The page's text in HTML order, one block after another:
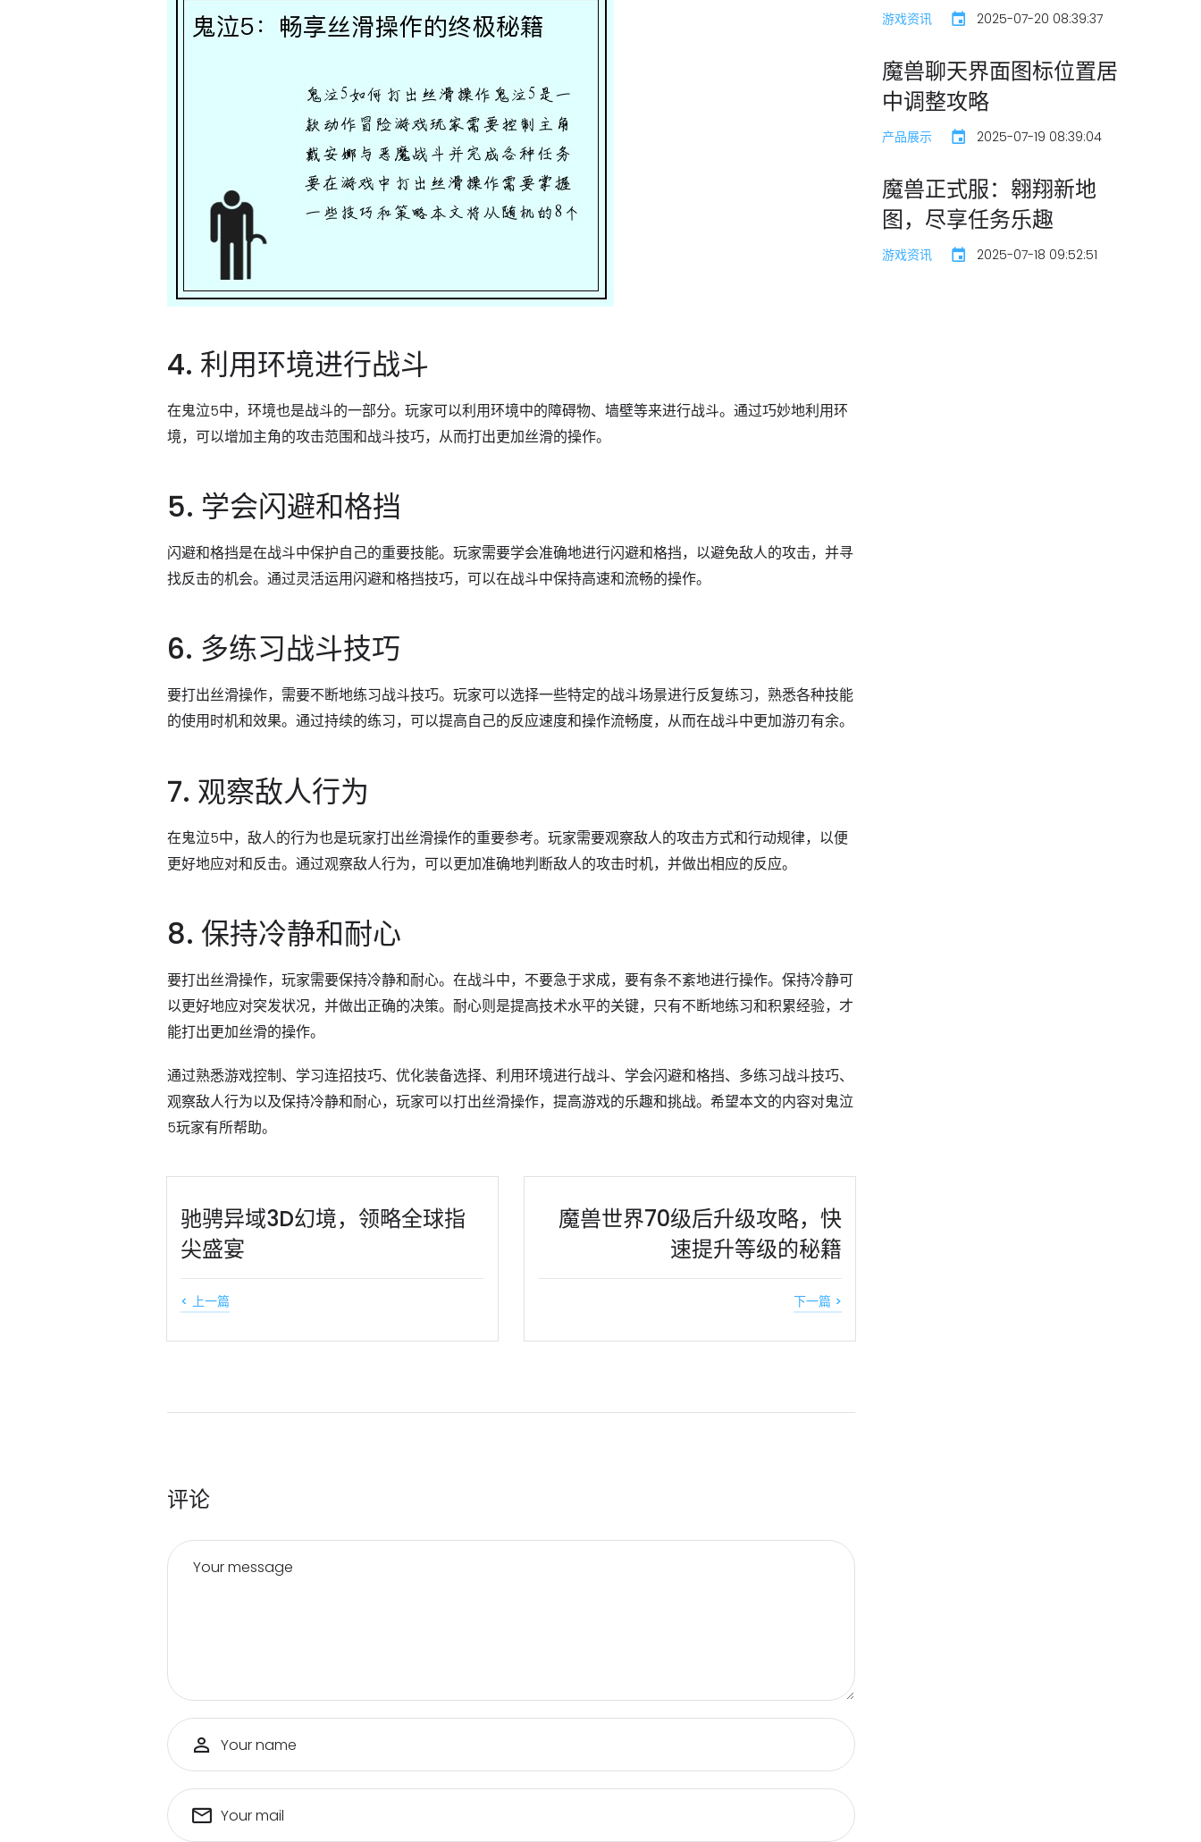
4. 利用环境进行战斗
在鬼泣5中，环境也是战斗的一部分。玩家可以利用环境中的障碍物、墙壁等来进行战斗。通过巧妙地利用环
境，可以增加主角的攻击范围和战斗技巧，从而打出更加丝滑的操作。
5. 学会闪避和格挡
闪避和格挡是在战斗中保护自己的重要技能。玩家需要学会准确地进行闪避和格挡，以避免敌人的攻击，并寻
找反击的机会。通过灵活运用闪避和格挡技巧，可以在战斗中保持高速和流畅的操作。
6. 多练习战斗技巧
要打出丝滑操作，需要不断地练习战斗技巧。玩家可以选择一些特定的战斗场景进行反复练习，熟悉各种技能
的使用时机和效果。通过持续的练习，可以提高自己的反应速度和操作流畅度，从而在战斗中更加游刃有余。
7. 观察敌人行为
在鬼泣5中，敌人的行为也是玩家打出丝滑操作的重要参考。玩家需要观察敌人的攻击方式和行动规律，以便
更好地应对和反击。通过观察敌人行为，可以更加准确地判断敌人的攻击时机，并做出相应的反应。
8. 保持冷静和耐心
要打出丝滑操作，玩家需要保持冷静和耐心。在战斗中，不要急于求成，要有条不紊地进行操作。保持冷静可
以更好地应对突发状况，并做出正确的决策。耐心则是提高技术水平的关键，只有不断地练习和积累经验，才
能打出更加丝滑的操作。
通过熟悉游戏控制、学习连招技巧、优化装备选择、利用环境进行战斗、学会闪避和格挡、多练习战斗技巧、
观察敌人行为以及保持冷静和耐心，玩家可以打出丝滑操作，提高游戏的乐趣和挑战。希望本文的内容对鬼泣
5玩家有所帮助。
驰骋异域3D幻境，领略全球指
尖盛宴
< 上一篇
魔兽世界70级后升级攻略，快
速提升等级的秘籍
下一篇 >
评论
Your message
Your name
Your mail
游戏资讯 2025-07-20 08:39:37
魔兽聊天界面图标位置居
中调整攻略
产品展示 2025-07-19 08:39:04
魔兽正式服：翱翔新地
图，尽享任务乐趣
游戏资讯 2025-07-18 09:52:51